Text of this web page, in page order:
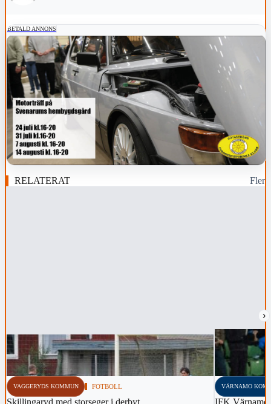
BETALD ANNONS
RELATERAT Fler
›
VAGGERYDS KOMMUN FOTBOLL
Skillingaryd med storseger i derbyt
VÄRNAMO
IFK Värnamo